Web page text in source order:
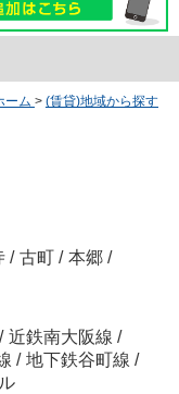
ーム > (賃貸)地域から探す
/ 古町 / 本郷 /
/ 近鉄南大阪線 /
/ 地下鉄谷町線 /